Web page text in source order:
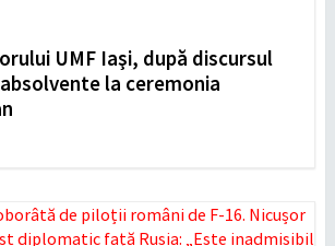
UMF Iaşi, după discursul
la ceremonia